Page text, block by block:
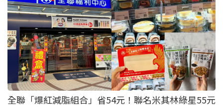
全聯「爆紅減脂組合」省54元！聯名米其林綠星55元